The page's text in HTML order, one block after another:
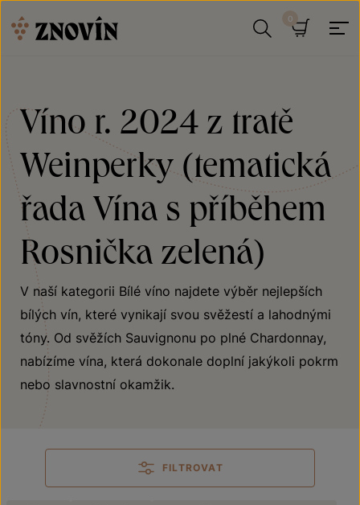
Víno r. 2024 z tratě
Weinperky (tematická
řada Vína s příběhem
Rosnička zelená)
V naší kategorii Bílé víno najdete výběr nejlepších
bílých vín, které vynikají svou svěžestí a lahodnými
tóny. Od svěžích Sauvignonu po plné Chardonnay,
nabízíme vína, která dokonale doplní jakýkoli pokrm
nebo slavnostní okamžik.
FILTROVAT